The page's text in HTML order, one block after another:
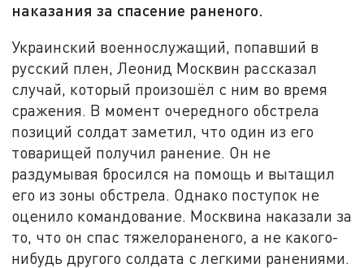
наказания за спасение раненого.
Украинский военнослужащий, попавший в
русский плен, Леонид Москвин рассказал
случай, который произошёл с ним во время
сражения. В момент очередного обстрела
позиций солдат заметил, что один из его
товарищей получил ранение. Он не
раздумывая бросился на помощь и вытащил
его из зоны обстрела. Однако поступок не
оценило командование. Москвина наказали за
то, что он спас тяжелораненого, а не какого-
нибудь другого солдата с легкими ранениями.